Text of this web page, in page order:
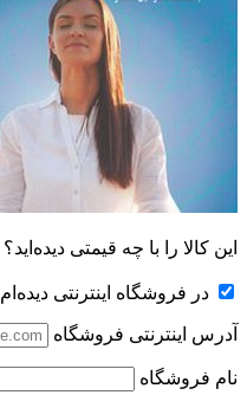
این کالا را با چه قیمتی دیده‌اید؟
در فروشگاه اینترنتی دیده‌ام
آدرس اینترنتی فروشگاه
نام فروشگاه